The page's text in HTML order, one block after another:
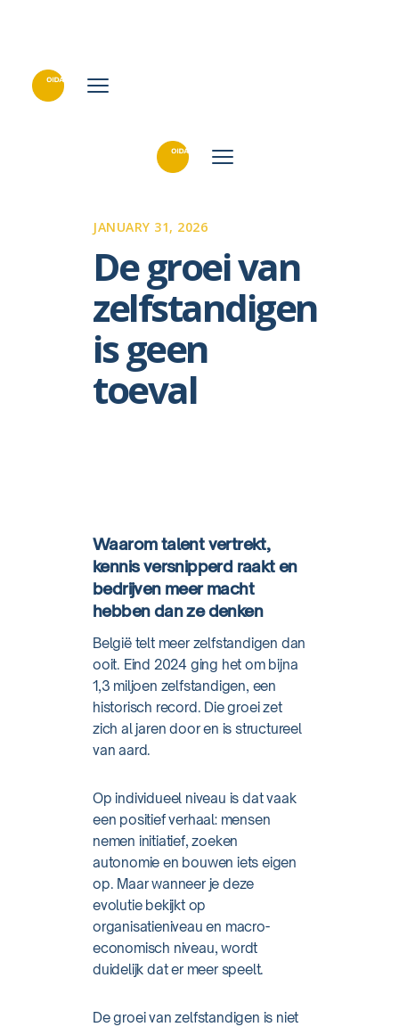
JANUARY 31, 2026
De groei van
zelfstandigen
is geen
toeval
Waarom talent vertrekt,
kennis versnipperd raakt en
bedrijven meer macht
hebben dan ze denken
België telt meer zelfstandigen dan
ooit. Eind 2024 ging het om bijna
1,3 miljoen zelfstandigen, een
historisch record. Die groei zet
zich al jaren door en is structureel
van aard.
Op individueel niveau is dat vaak
een positief verhaal: mensen
nemen initiatief, zoeken
autonomie en bouwen iets eigen
op. Maar wanneer je deze
evolutie bekijkt op
organisatieniveau en macro-
economisch niveau, wordt
duidelijk dat er meer speelt.
De groei van zelfstandigen is niet